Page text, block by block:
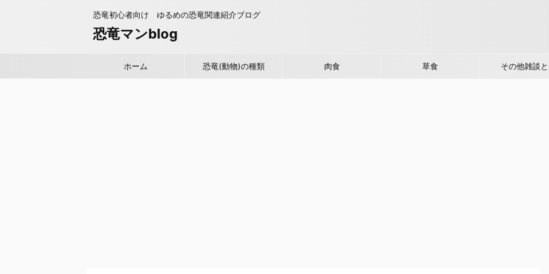
恐竜初心者向け ゆるめの恐竜関連紹介ブログ
恐竜マンblog
ホーム 恐竜(動物)の種類 肉食 草食 その他雑談